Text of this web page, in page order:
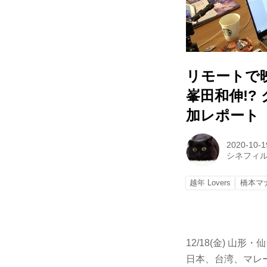
リモートで
峯田和伸!?
加レポート
2020-10-
シネフィ
越年 Lovers 橋本マ
12/18(金) 山形・
日本、台湾、マレ